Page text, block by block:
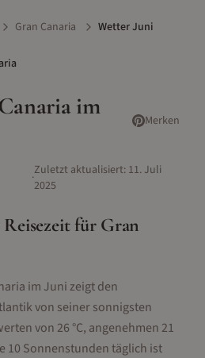
Gran Canaria Wetter Juni
im
Merken
·Zuletzt aktualisiert: 11. Juli
2025
Reisezeit für Gran
im Juni zeigt den
von seiner sonnigsten
von 26 °C, angenehmen 21
10 Sonnenstunden täglich ist